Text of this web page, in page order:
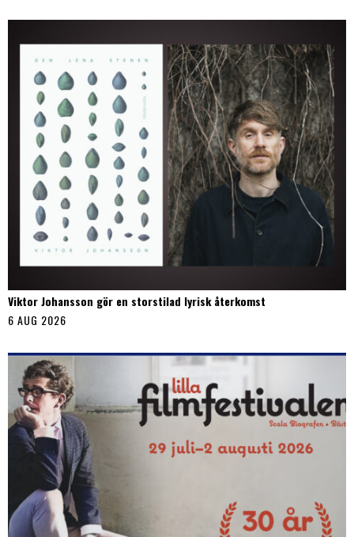
Viktor Johansson gör en storstilad lyrisk återkomst
6 AUG 2026